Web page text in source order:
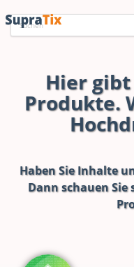
Hier
Produkte.
Haben Sie Inhalte
Dann schauen Sie